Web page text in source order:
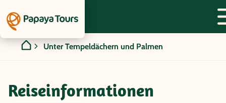
Unter Tempeldächern und Palmen
Reiseinformationen